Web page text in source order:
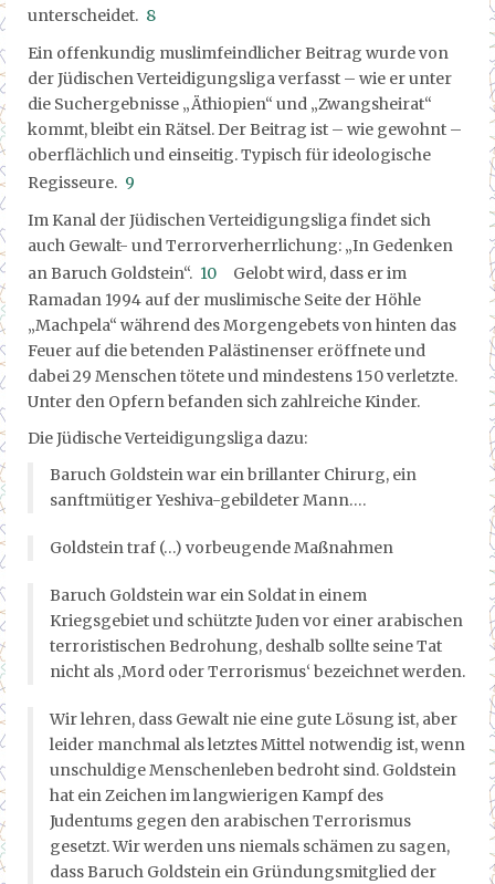
unterscheidet. 8
Ein offenkundig muslimfeindlicher Beitrag wurde von
der Jüdischen Verteidigungsliga verfasst – wie er unter
die Suchergebnisse „Äthiopien“ und „Zwangsheirat“
kommt, bleibt ein Rätsel. Der Beitrag ist – wie gewohnt –
oberflächlich und einseitig. Typisch für ideologische
Regisseure. 9
Im Kanal der Jüdischen Verteidigungsliga findet sich
auch Gewalt- und Terrorverherrlichung: „In Gedenken
an Baruch Goldstein“. 10
Gelobt wird, dass er im
Ramadan 1994 auf der muslimische Seite der Höhle
„Machpela“ während des Morgengebets von hinten das
Feuer auf die betenden Palästinenser eröffnete und
dabei 29 Menschen tötete und mindestens 150 verletzte.
Unter den Opfern befanden sich zahlreiche Kinder.
Die Jüdische Verteidigungsliga dazu:
Baruch Goldstein war ein brillanter Chirurg, ein
sanftmütiger Yeshiva-gebildeter Mann….
Goldstein traf (…) vorbeugende Maßnahmen
Baruch Goldstein war ein Soldat in einem
Kriegsgebiet und schützte Juden vor einer arabischen
terroristischen Bedrohung, deshalb sollte seine Tat
nicht als ‚Mord oder Terrorismus‘ bezeichnet werden.
Wir lehren, dass Gewalt nie eine gute Lösung ist, aber
leider manchmal als letztes Mittel notwendig ist, wenn
unschuldige Menschenleben bedroht sind. Goldstein
hat ein Zeichen im langwierigen Kampf des
Judentums gegen den arabischen Terrorismus
gesetzt. Wir werden uns niemals schämen zu sagen,
dass Baruch Goldstein ein Gründungsmitglied der